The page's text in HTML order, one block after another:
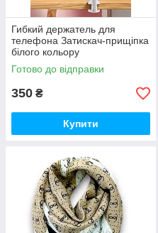
Гибкий держатель для
телефона Затискач-прищіпка
білого кольору
Готово до відправки
350 ₴
Купити